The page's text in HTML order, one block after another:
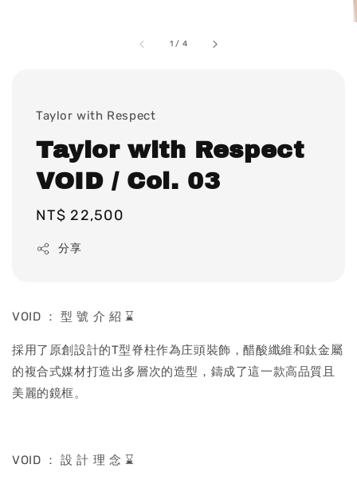
1 / 4
Taylor with Respect
Taylor with Respect
VOID / Col. 03
Regular
NT$ 22,500
分享
VOID ： 型 號 介 紹 ⌛
採用了原創設計的T型脊柱作為庄頭裝飾，醋酸纖維和鈦金屬
的複合式媒材打造出多層次的造型，鑄成了這一款高品質且
美麗的鏡框。
VOID ： 設 計 理 念 ⌛